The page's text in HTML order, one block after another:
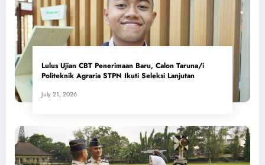
Lulus Ujian CBT Penerimaan Baru, Calon Taruna/i
Politeknik Agraria STPN Ikuti Seleksi Lanjutan
July 21, 2026